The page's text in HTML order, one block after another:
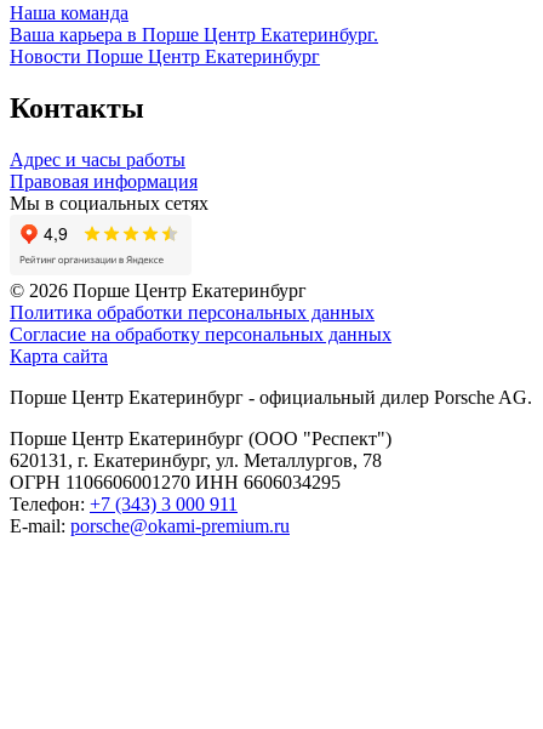
Наша команда
Ваша карьера в Порше Центр Екатеринбург.
Новости Порше Центр Екатеринбург
Контакты
Адрес и часы работы
Правовая информация
Мы в социальных сетях
© 2026 Порше Центр Екатеринбург
Политика обработки персональных данных
Согласие на обработку персональных данных
Карта сайта
Порше Центр Екатеринбург - официальный дилер Porsche AG.
Порше Центр Екатеринбург (ООО "Респект")
620131, г. Екатеринбург, ул. Металлургов, 78
ОГРН 1106606001270 ИНН 6606034295
Телефон: +7 (343) 3 000 911
E-mail: porsche@okami-premium.ru